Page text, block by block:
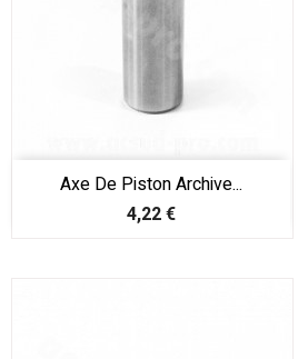
Axe De Piston Archive...
Prix
4,22 €